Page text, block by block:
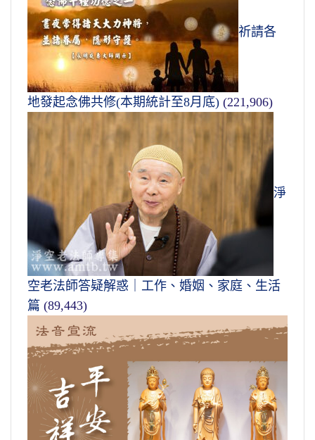
祈請各
地發起念佛共修(本期統計至8月底) (221,906)
淨
空老法師答疑解惑｜工作、婚姻、家庭、生活
篇 (89,443)